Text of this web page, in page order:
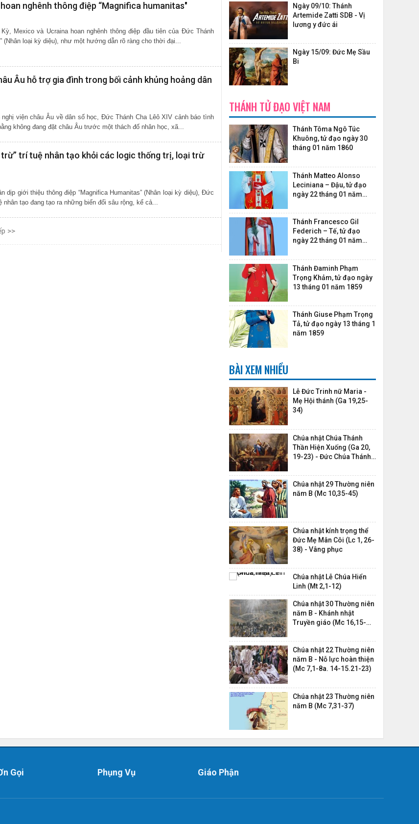
nghênh thông điệp “Magnifica humanitas"
Mexico và Ucraina hoan nghênh thông điệp đầu tiên của Đức Thánh
(Nhân loại kỳ diệu), như một hướng dẫn rõ ràng cho thời đại...
Âu hỗ trợ gia đình trong bối cảnh khủng hoảng dân
viện châu Âu về dân số học, Đức Thánh Cha Lêô XIV cảnh báo tình
không đang đặt châu Âu trước một thách đố nhân học, xã...
trừ” trí tuệ nhân tạo khỏi các logic thống trị, loại trừ
dịp giới thiệu thông điệp “Magnifica Humanitas” (Nhân loại kỳ diệu), Đức
nhân tạo đang tạo ra những biến đổi sâu rộng, kể cả...
>>
Ngày 09/10: Thánh
Artemide Zatti SDB - Vị
lương y đức ái
Ngày 15/09: Đức Mẹ Sầu
Bi
THÁNH TỬ ĐẠO VIỆT NAM
Thánh Tôma Ngô Túc
Khuông, tử đạo ngày 30
tháng 01 năm 1860
Thánh Matteo Alonso
Leciniana – Đậu, tử đạo
ngày 22 tháng 01 năm
Thánh Francesco Gil
Federich – Tế, tử đạo
ngày 22 tháng 01 năm
Thánh Đaminh Phạm
Trọng Khảm, tử đạo ngày
13 tháng 01 năm 1859
Thánh Giuse Phạm Trọng
Tả, tử đạo ngày 13 tháng 1
năm 1859
BÀI XEM NHIỀU
Lễ Đức Trinh nữ Maria -
Mẹ Hội thánh (Ga 19,25-
34)
Chúa nhật Chúa Thánh
Thần Hiện Xuống (Ga 20,
19-23) - Đức Chúa Thánh
Chúa nhật 29 Thường niên
năm B (Mc 10,35-45)
Chúa nhật kính trọng thể
Đức Mẹ Mân Côi (Lc 1, 26-
38) - Vâng phục
Chúa nhật Lễ Chúa Hiển
Linh (Mt 2,1-12)
Chúa nhật 30 Thường niên
năm B - Khánh nhật
Truyền giáo (Mc 16,15-
Chúa nhật 22 Thường niên
năm B - Nỗ lực hoàn thiện
(Mc 7,1-8a. 14-15.21-23)
Chúa nhật 23 Thường niên
năm B (Mc 7,31-37)
Gọi Phụng Vụ Giáo Phận